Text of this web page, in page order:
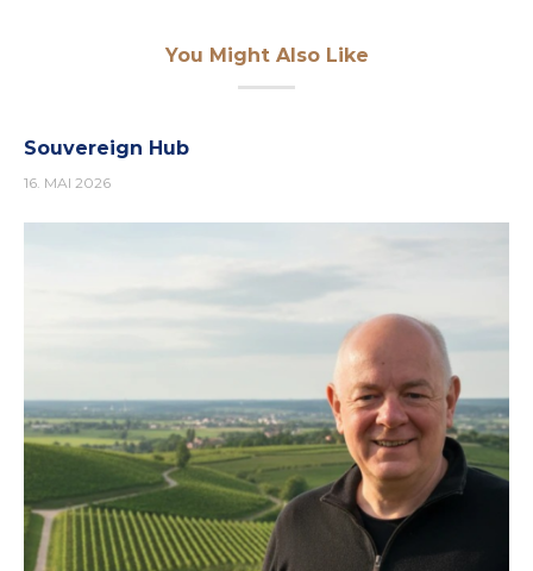
You Might Also Like
Souvereign Hub
16. MAI 2026